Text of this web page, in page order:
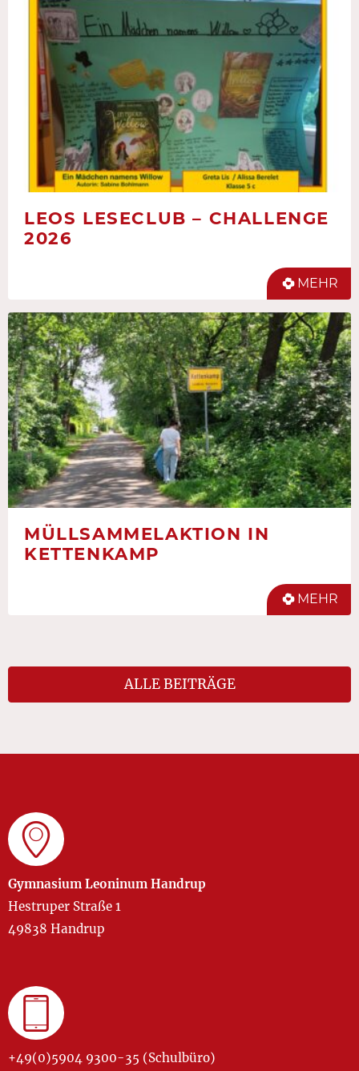
LEOS LESECLUB – CHALLENGE
2026
MEHR
MÜLLSAMMELAKTION IN
KETTENKAMP
MEHR
ALLE BEITRÄGE
Gymnasium Leoninum Handrup
Hestruper Straße 1
49838 Handrup
+49(0)5904 9300-35 (Schulbüro)